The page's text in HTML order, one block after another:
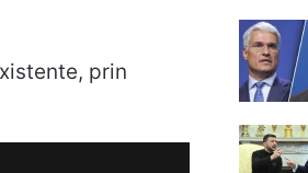
prin